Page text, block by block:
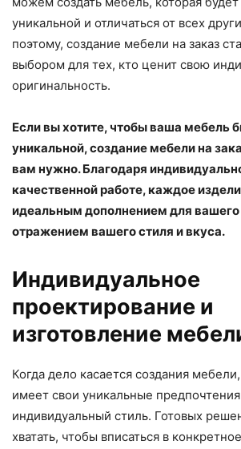
уникальной и отличаться от всех
поэтому, создание мебели на заказ
выбором для тех, кто ценит свою
оригинальность.
Если вы хотите, чтобы ваша мебель
уникальной, создание мебели на
вам нужно. Благодаря
качественной работе, каждое
идеальным дополнением для вашего
отражением вашего стиля и вкуса.
Индивидуальное
проектирование и
изготовление
Когда дело касается создания
имеет свои уникальные
индивидуальный стиль. Готовых
хватать, чтобы вписаться в